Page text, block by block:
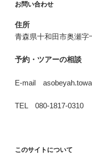
お問い合わせ
住所
青森県十和田市奥瀬字
予約・ツアーの相談
E-mail
TEL 080-1817-0310
このサイトについて